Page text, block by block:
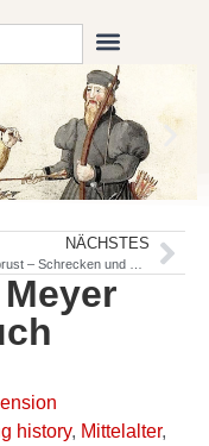
NÄCHSTES
history, Mittelalter,